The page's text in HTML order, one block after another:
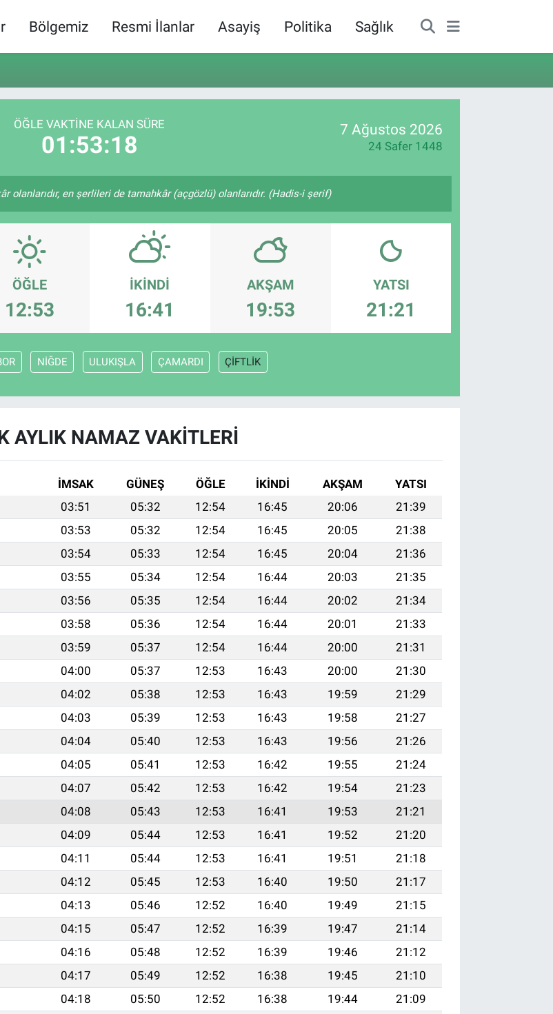
Bölgemiz Resmi İlanlar Asayiş Politika Sağlık
ÖĞLE VAKTINE KALAN SÜRE
01:53:18
7 Ağustos 2026
24 Safer 1448
olanlarıdır, en şerlileri de tamahkâr (açgözlü) olanlarıdır. (Hadis-i şerif)
ÖĞLE
12:53
İKINDI
16:41
AKŞAM
19:53
YATSI
21:21
NİĞDE ULUKIŞLA ÇAMARDI ÇİFTLİK
AYLIK NAMAZ VAKITLERI
İMSAK GÜNEŞ ÖĞLE İKINDI AKŞAM
YATSI
03:51 05:32 12:54 16:45 20:06
21:39
03:53 05:32 12:54 16:45 20:05
21:38
03:54 05:33 12:54 16:45 20:04
21:36
03:55 05:34 12:54 16:44 20:03
21:35
03:56 05:35 12:54 16:44 20:02
21:34
03:58 05:36 12:54 16:44 20:01
21:33
03:59 05:37 12:54 16:44 20:00
21:31
04:00 05:37 12:53 16:43 20:00
21:30
04:02 05:38 12:53 16:43 19:59
21:29
04:03 05:39 12:53 16:43 19:58
21:27
04:04 05:40 12:53 16:43 19:56
21:26
04:05 05:41 12:53 16:42 19:55
21:24
04:07 05:42 12:53 16:42 19:54
21:23
04:08 05:43 12:53 16:41 19:53
21:21
04:09 05:44 12:53 16:41 19:52
21:20
04:11 05:44 12:53 16:41 19:51
21:18
04:12 05:45 12:53 16:40 19:50
21:17
04:13 05:46 12:52 16:40 19:49
21:15
04:15 05:47 12:52 16:39 19:47
21:14
04:16 05:48 12:52 16:39 19:46
21:12
04:17 05:49 12:52 16:38 19:45
21:10
04:18 05:50 12:52 16:38 19:44
21:09